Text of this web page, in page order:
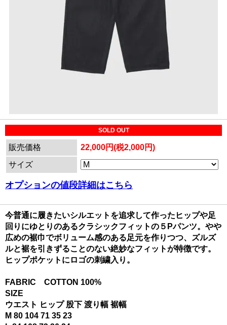
SOLD OUT
販売価格
22,000円(税2,000円)
サイズ
オプションの値段詳細はこちら
今普通に履きたいシルエットを追求して作ったヒップや足
回りにゆとりのあるクラシックフィットの５Pパンツ。やや
広めの裾巾でボリューム感のある足元を作りつつ、ズルズ
ルと裾を引きずることのない絶妙なフィットが特徴です。
ヒップポケットにロゴの刺繍入り。
FABRIC COTTON 100%
SIZE
ウエスト ヒップ 股下 渡り幅 裾幅
M 80 104 71 35 23